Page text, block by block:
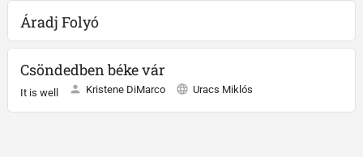
Áradj Folyó
Csöndedben béke vár
It is well Kristene DiMarco Uracs Miklós